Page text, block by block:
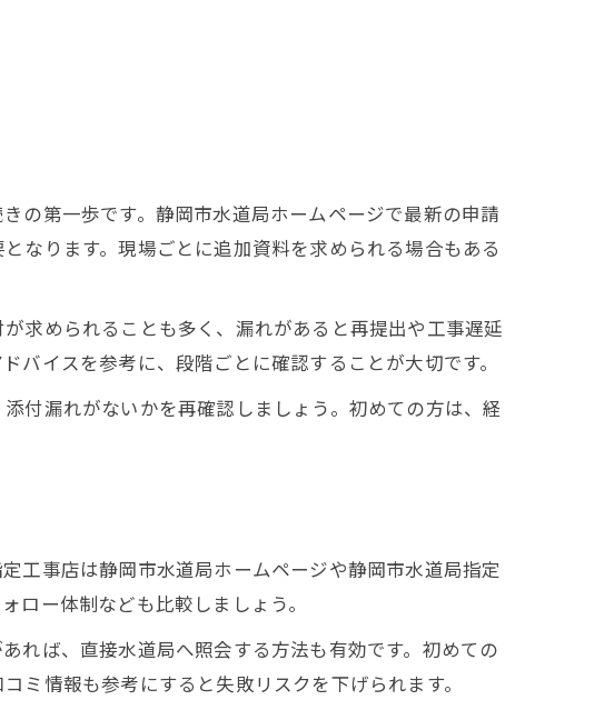
の第一歩です。静岡市水道局ホームページで最新の申請
なります。現場ごとに追加資料を求められる場合もある
求められることも多く、漏れがあると再提出や工事遅延
イスを参考に、段階ごとに確認することが大切です。
付漏れがないかを再確認しましょう。初めての方は、経
工事店は静岡市水道局ホームページや静岡市水道局指定
ロー体制なども比較しましょう。
れば、直接水道局へ照会する方法も有効です。初めての
ミ情報も参考にすると失敗リスクを下げられます。